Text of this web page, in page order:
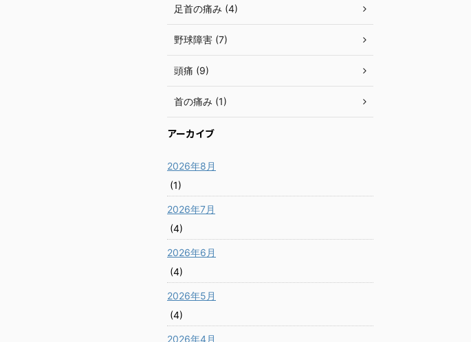
足首の痛み (4)
野球障害 (7)
頭痛 (9)
首の痛み (1)
アーカイブ
2026年8月
(1)
2026年7月
(4)
2026年6月
(4)
2026年5月
(4)
2026年4月